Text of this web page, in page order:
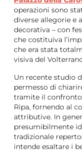
operazioni sono
diverse allegorie e
decorativa – con
che costituiva
che era stata
visiva del
Un recente studio
permesso di
tramite il
Ripa, fornendo al
attributive. In
presumibilmente
tradizionale
intende esaltare i